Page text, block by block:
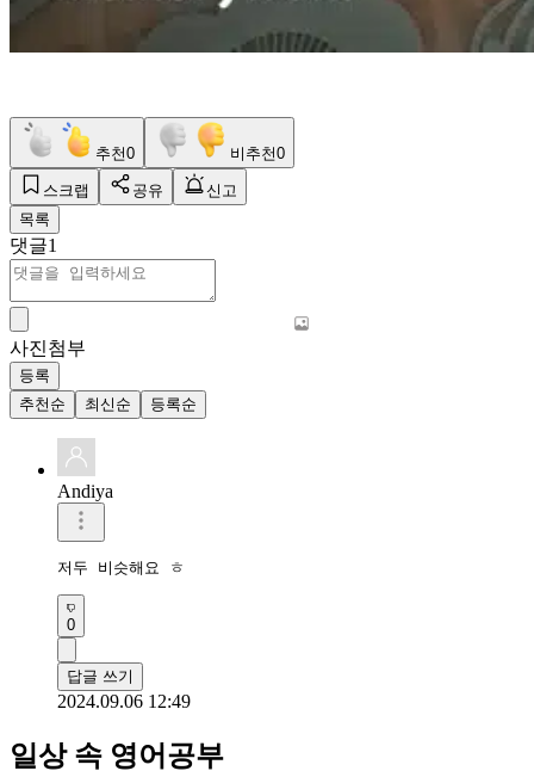
추천0 비추천0
스크랩 공유
신고
목록
댓글1
사진첨부
등록
추천순
최신순 등록순
Andiya
저두 비슷해요 ㅎ
0
답글 쓰기
2024.09.06 12:49
일상 속 영어공부